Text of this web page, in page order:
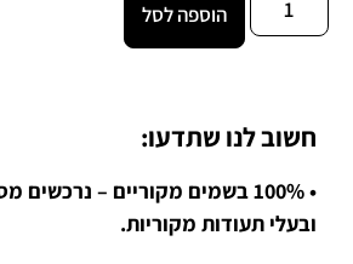
הוספה לסל
חשוב לנו שתדעו:
• 100% בשמים מקוריים –
ובעלי תעודות מקוריות.